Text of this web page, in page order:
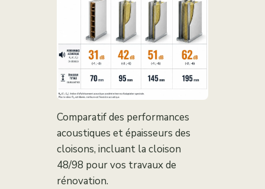
Comparatif des performances
acoustiques et épaisseurs des
cloisons, incluant la cloison
48/98 pour vos travaux de
rénovation.